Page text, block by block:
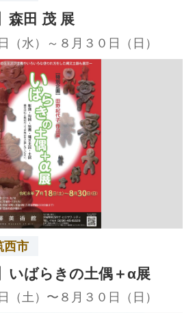
森田 茂 展
（水）～８月３０日（日）
西市
いばらきの土偶＋α展
（土）〜８月３０日（日）